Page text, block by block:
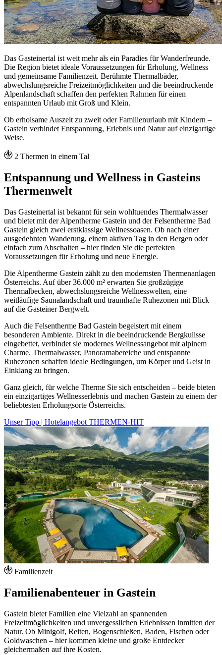
Das Gasteinertal ist weit mehr als ein Paradies für Wanderfreunde.
Die Region bietet ideale Voraussetzungen für Erholung, Wellness
und gemeinsame Familienzeit. Berühmte Thermalbäder,
abwechslungsreiche Freizeitmöglichkeiten und die beeindruckende
Alpenlandschaft schaffen den perfekten Rahmen für einen
entspannten Urlaub mit Groß und Klein.
Ob erholsame Auszeit zu zweit oder Familienurlaub mit Kindern –
Gastein verbindet Entspannung, Erlebnis und Natur auf einzigartige
Weise.
2 Thermen in einem Tal
Entspannung und Wellness in Gasteins
Thermenwelt
Das Gasteinertal ist bekannt für sein wohltuendes Thermalwasser
und bietet mit der Alpentherme Gastein und der Felsentherme Bad
Gastein gleich zwei erstklassige Wellnessoasen. Ob nach einer
ausgedehnten Wanderung, einem aktiven Tag in den Bergen oder
einfach zum Abschalten – hier finden Sie die perfekten
Voraussetzungen für Erholung und neue Energie.
Die Alpentherme Gastein zählt zu den modernsten Thermenanlagen
Österreichs. Auf über 36.000 m² erwarten Sie großzügige
Thermalbecken, abwechslungsreiche Wellnesswelten, eine
weitläufige Saunalandschaft und traumhafte Ruhezonen mit Blick
auf die Gasteiner Bergwelt.
Auch die Felsentherme Bad Gastein begeistert mit einem
besonderen Ambiente. Direkt in die beeindruckende Bergkulisse
eingebettet, verbindet sie modernes Wellnessangebot mit alpinem
Charme. Thermalwasser, Panoramabereiche und entspannte
Ruhezonen schaffen ideale Bedingungen, um Körper und Geist in
Einklang zu bringen.
Ganz gleich, für welche Therme Sie sich entscheiden – beide bieten
ein einzigartiges Wellnesserlebnis und machen Gastein zu einem der
beliebtesten Erholungsorte Österreichs.
Unser Tipp | Hotelangebot THERMEN-HIT
Familienzeit
Familienabenteuer in Gastein
Gastein bietet Familien eine Vielzahl an spannenden
Freizeitmöglichkeiten und unvergesslichen Erlebnissen inmitten der
Natur. Ob Minigolf, Reiten, Bogenschießen, Baden, Fischen oder
Goldwaschen – hier kommen kleine und große Entdecker
gleichermaßen auf ihre Kosten.